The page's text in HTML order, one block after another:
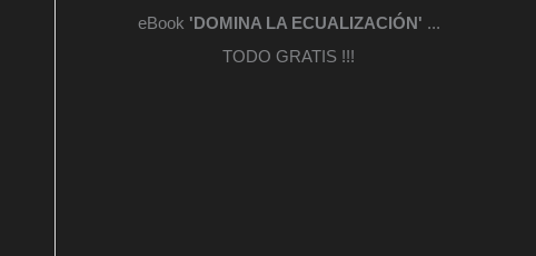
eBook 'DOMINA LA ECUALIZACIÓN' ...
TODO GRATIS !!!